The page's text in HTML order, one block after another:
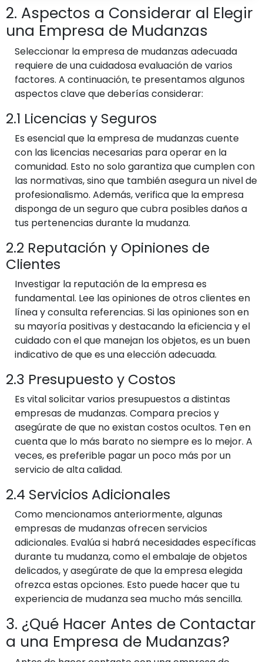
2. Aspectos a Considerar al Elegir
una Empresa de Mudanzas
Seleccionar la empresa de mudanzas adecuada
requiere de una cuidadosa evaluación de varios
factores. A continuación, te presentamos algunos
aspectos clave que deberías considerar:
2.1 Licencias y Seguros
Es esencial que la empresa de mudanzas cuente
con las licencias necesarias para operar en la
comunidad. Esto no solo garantiza que cumplen con
las normativas, sino que también asegura un nivel de
profesionalismo. Además, verifica que la empresa
disponga de un seguro que cubra posibles daños a
tus pertenencias durante la mudanza.
2.2 Reputación y Opiniones de
Clientes
Investigar la reputación de la empresa es
fundamental. Lee las opiniones de otros clientes en
línea y consulta referencias. Si las opiniones son en
su mayoría positivas y destacando la eficiencia y el
cuidado con el que manejan los objetos, es un buen
indicativo de que es una elección adecuada.
2.3 Presupuesto y Costos
Es vital solicitar varios presupuestos a distintas
empresas de mudanzas. Compara precios y
asegúrate de que no existan costos ocultos. Ten en
cuenta que lo más barato no siempre es lo mejor. A
veces, es preferible pagar un poco más por un
servicio de alta calidad.
2.4 Servicios Adicionales
Como mencionamos anteriormente, algunas
empresas de mudanzas ofrecen servicios
adicionales. Evalúa si habrá necesidades específicas
durante tu mudanza, como el embalaje de objetos
delicados, y asegúrate de que la empresa elegida
ofrezca estas opciones. Esto puede hacer que tu
experiencia de mudanza sea mucho más sencilla.
3. ¿Qué Hacer Antes de Contactar
a una Empresa de Mudanzas?